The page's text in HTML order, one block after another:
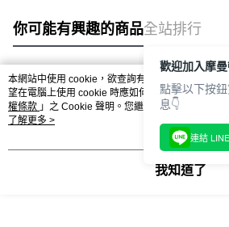
你可能有興趣的商品全站排行
熱門標籤
本網站中使用 cookie，欲查詢有關本網站使用
望在電腦上使用 cookie 時應如何變更電腦的
權條款 」之 Cookie 聲明。您繼續使用本網站即表
用條款之 Cookie 聲明使用 cookie。
了解更多 >
我知道了
歡迎加入摩
點擊以下按
息👇
連結